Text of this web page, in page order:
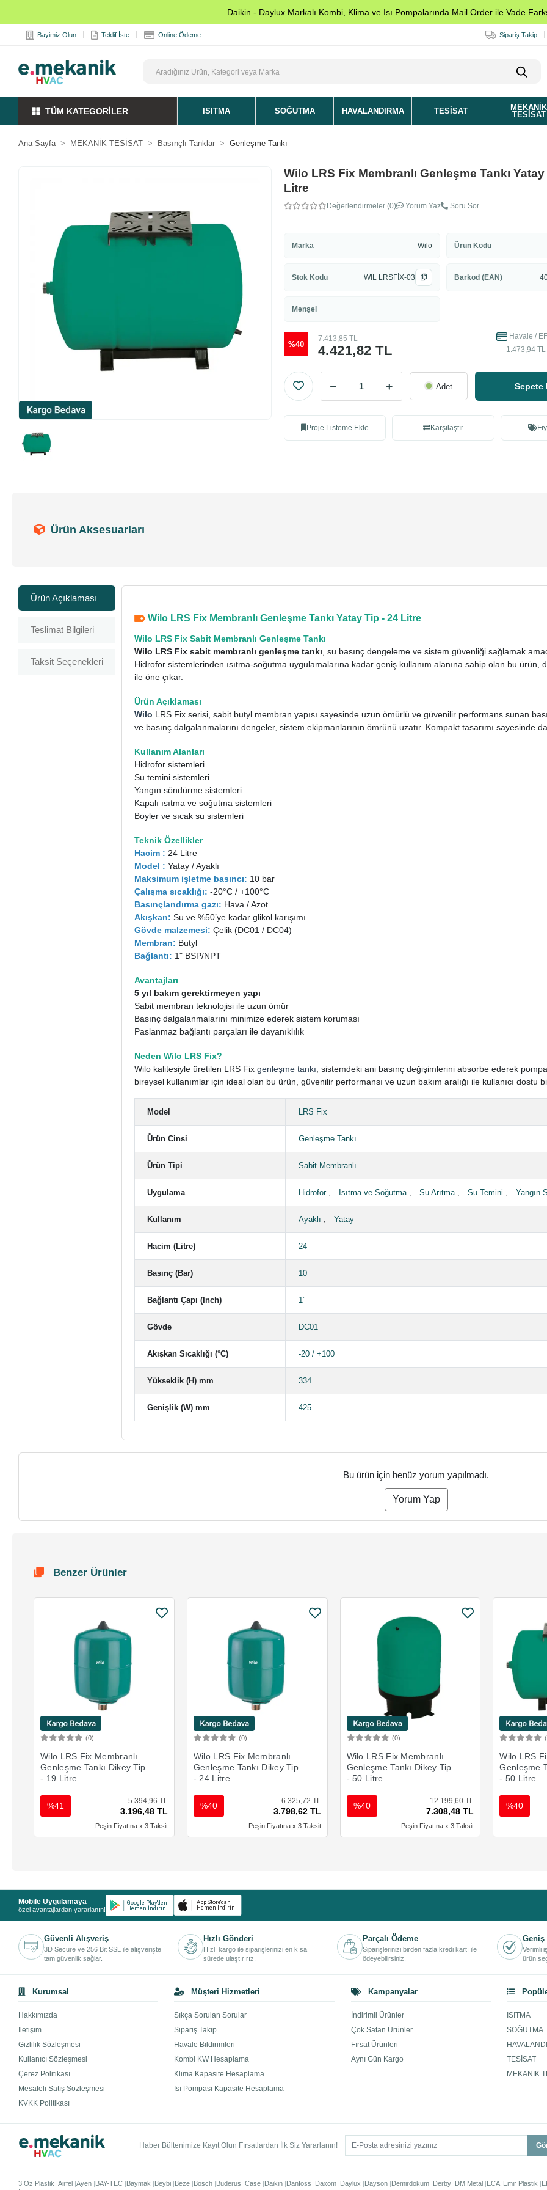
Daikin - Daylux Markalı Kombi, Klima ve Isı Pompalarında Mail Order ile Vade
Bayimiz Olun Teklif İste Online Ödeme Sipariş Takip
TÜM KATEGORİLER ISITMA SOĞUTMA HAVALANDIRMA TESISAT
MEKANIK
TESISAT
Ana Sayfa MEKANİK TESİSAT Basınçlı Tanklar Genleşme Tankı
Wilo LRS Fix Membranlı Genleşme Tankı
Litre
Değerlendirmeler (0) Yorum Yaz Soru Sor
Marka Wilo Ürün Kodu
Stok Kodu WIL LRSFİX-03 Barkod (EAN)
Menşei
%40 4.421,82 TL
7.413,85 TL Havale /
1.473,94
Adet Sepete
Proje Listeme Ekle Karşılaştır
Ürün Aksesuarları
Ürün Açıklaması
Teslimat Bilgileri
Taksit Seçenekleri
Wilo LRS Fix Membranlı Genleşme Tankı Yatay Tip - 24 Litre
Wilo LRS Fix Sabit Membranlı Genleşme Tankı
Wilo LRS Fix sabit membranlı genleşme tankı , su basınç dengeleme ve sistem güvenliği sağlamak
Hidrofor sistemlerinden ısıtma-soğutma uygulamalarına kadar geniş kullanım alanına sahip olan bu ürün,
ile öne çıkar.
Ürün Açıklaması
Wilo LRS Fix serisi, sabit butyl membran yapısı sayesinde uzun ömürlü ve güvenilir performans sunan
ve basınç dalgalanmalarını dengeler, sistem ekipmanlarının ömrünü uzatır. Kompakt tasarımı sayesinde
Kullanım Alanları
Hidrofor sistemleri
Su temini sistemleri
Yangın söndürme sistemleri
Kapalı ısıtma ve soğutma sistemleri
Boyler ve sıcak su sistemleri
Teknik Özellikler
Hacim : 24 Litre
Model : Yatay / Ayaklı
Maksimum işletme basıncı: 10 bar
Çalışma sıcaklığı: -20°C / +100°C
Basınçlandırma gazı: Hava / Azot
Akışkan: Su ve %50’ye kadar glikol karışımı
Gövde malzemesi: Çelik (DC01 / DC04)
Membran: Butyl
Bağlantı: 1" BSP/NPT
Avantajları
5 yıl bakım gerektirmeyen yapı
Sabit membran teknolojisi ile uzun ömür
Basınç dalgalanmalarını minimize ederek sistem koruması
Paslanmaz bağlantı parçaları ile dayanıklılık
Neden Wilo LRS Fix?
Wilo kalitesiyle üretilen LRS Fixgenleşme tankı , sistemdeki ani basınç değişimlerini absorbe ederek
bireysel kullanımlar için ideal olan bu ürün, güvenilir performansı ve uzun bakım aralığı ile kullanıcı dostu
Model LRS Fix
Ürün Cinsi Genleşme Tankı
Ürün Tipi Sabit Membranlı
Uygulama Hidrofor, Isıtma ve Soğutma Su Arıtma Su Temini Yangın
Kullanım Ayaklı Yatay
Hacim (Litre) 24
Basınç (Bar) 10
Bağlantı Çapı (Inch) 1"
Gövde DC01
Akışkan Sıcaklığı (°C) -20 / +100
Yükseklik (H) mm 334
Genişlik (W) mm 425
Bu ürün için henüz yorum yapılmadı.
Yorum Yap
Benzer Ürünler
(0)
Wilo LRS Fix Membranlı
Genleşme Tankı Dikey Tip
- 19 Litre
5.394,96 TL
3.196,48 TL
%41
Peşin Fiyatına x 3 Taksit
(0)
Wilo LRS Fix Membranlı
Genleşme Tankı Dikey Tip
- 24 Litre
6.325,72 TL
3.798,62 TL
%40
Peşin Fiyatına x 3 Taksit
(0)
Wilo LRS Fix Membranlı
Genleşme Tankı Dikey Tip
- 50 Litre
12.199,60 TL
7.308,48 TL
%40
Peşin Fiyatına x 3 Taksit
Wilo LRS
Genleşme
- 50 Litre
%40
Mobile Uygulamaya
özel avantajlardan yararlanın!
Güvenli Alışveriş
3D Secure ve 256 Bit SSL ile alışverişte
tam güvenlik sağlar.
Hızlı Gönderi
Hızlı kargo ile siparişlerinizi en kısa
sürede ulaştırırız.
Parçalı Ödeme
Siparişlerinizi birden fazla kredi kartı ile
ödeyebilirsiniz.
Geniş
Verimli
ürün
Kurumsal
Hakkımızda
İletişim
Gizlilik Sözleşmesi
Kullanıcı Sözleşmesi
Çerez Politikası
Mesafeli Satış Sözleşmesi
KVKK Politikası
Müşteri Hizmetleri
Sıkça Sorulan Sorular
Sipariş Takip
Havale Bildirimleri
Kombi KW Hesaplama
Klima Kapasite Hesaplama
Isı Pompası Kapasite Hesaplama
Kampanyalar
İndirimli Ürünler
Çok Satan Ürünler
Fırsat Ürünleri
Aynı Gün Kargo
ISITMA
SOĞUTMA
TESİSAT
MEKANİK
Haber Bültenimize Kayıt Olun Fırsatlardan İlk Siz Yararlanın!
3 Öz Plastik Airfel Ayen BAY-TEC Baymak Beybi Beze Bosch Buderus Case Daikin Danfoss Daxom Daylux Dayson Demirdöküm Derby DM Metal ECA Emir Plastik